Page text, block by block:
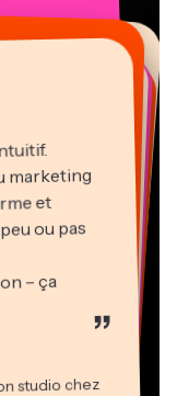
marketing
et
ou pas
– ça
”
studio chez